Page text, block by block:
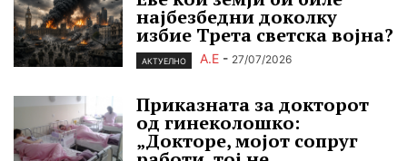
најбезбедни доколку
избие Трета светска војна?
АКТУЕЛНО А.Е - 27/07/2026
Приказната за докторот
од гинеколошко:
„Докторе, мојот сопруг